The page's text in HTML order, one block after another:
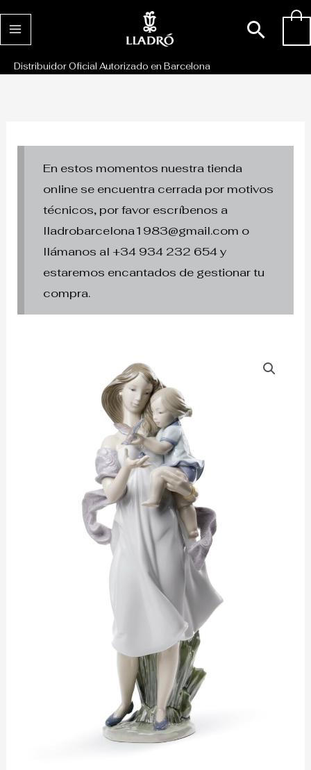
al
Distribuidor Oficial Autorizado en Barcelona
En estos momentos nuestra tienda
online se encuentra cerrada por motivos
técnicos, por favor escríbenos a
lladrobarcelona1983@gmail.com o
llámanos al +34 934 232 654 y
estaremos encantados de gestionar tu
compra.